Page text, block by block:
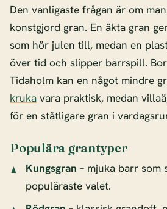
Den vanligaste frågan är om
konstgjord gran. En äkta gran
som hör julen till, medan en
över tid och slipper barrspill.
Tidaholm kan en något mindre
kruka vara praktisk, medan
för en ståtligare gran i
Populära grantyper
Kungsgran – mjuka barr som
populäraste valet.